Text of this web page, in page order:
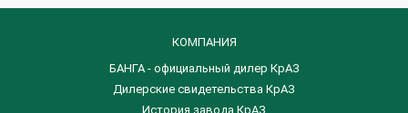
КОМПАНИЯ
БАНГА - официальный дилер КрАЗ
Дилерские свидетельства КрАЗ
История завода КрАЗ